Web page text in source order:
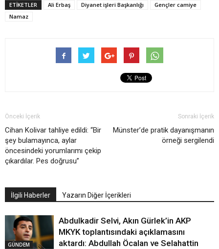
ETIKETLER Ali Erbaş Diyanet işleri Başkanlığı
Gençler camiye
Namaz
Önceki İçerik
Cihan Kolivar tahliye edildi: “Bir
şey bulamayınca, aylar
öncesindeki yorumlarımı çekip
çıkardılar. Pes doğrusu”
Sonraki İçerik
Münster’de pratik dayanışmanın
örneği sergilendi
İlgili Haberler Yazarın Diğer İçerikleri
GÜNDEM
Abdulkadir Selvi, Akın Gürlek’in AKP
MKYK toplantısındaki açıklamasını
aktardı: Abdullah Öcalan ve Selahattin